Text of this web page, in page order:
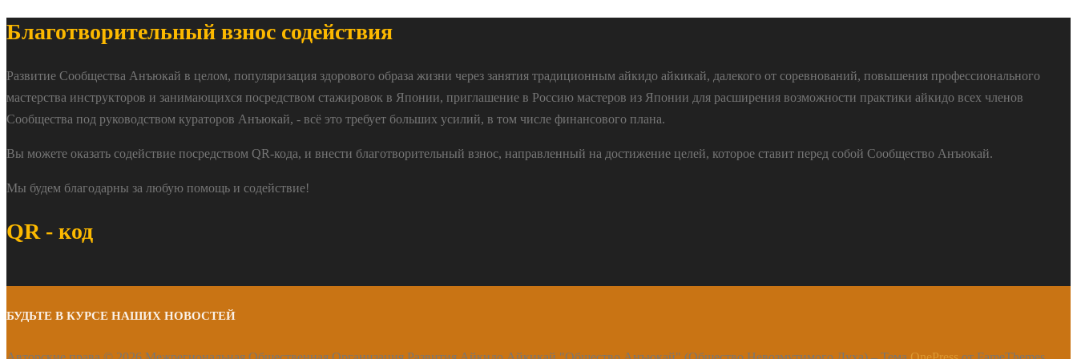
Благотворительный взнос содействия
Развитие Сообщества Анъюкай в целом, популяризация здорового образа жизни через занятия традиционным айкидо айкикай, далекого от соревнований, повышения профессионального
мастерства инструкторов и занимающихся посредством стажировок в Японии, приглашение в Россию мастеров из Японии для расширения возможности практики айкидо всех членов
Сообщества под руководством кураторов Анъюкай, - всё это требует больших усилий, в том числе финансового плана.
Вы можете оказать содействие посредством QR-кода, и внести благотворительный взнос, направленный на достижение целей, которое ставит перед собой Сообщество Анъюкай.
Мы будем благодарны за любую помощь и содействие!
QR - код
БУДЬТЕ В КУРСЕ НАШИХ НОВОСТЕЙ